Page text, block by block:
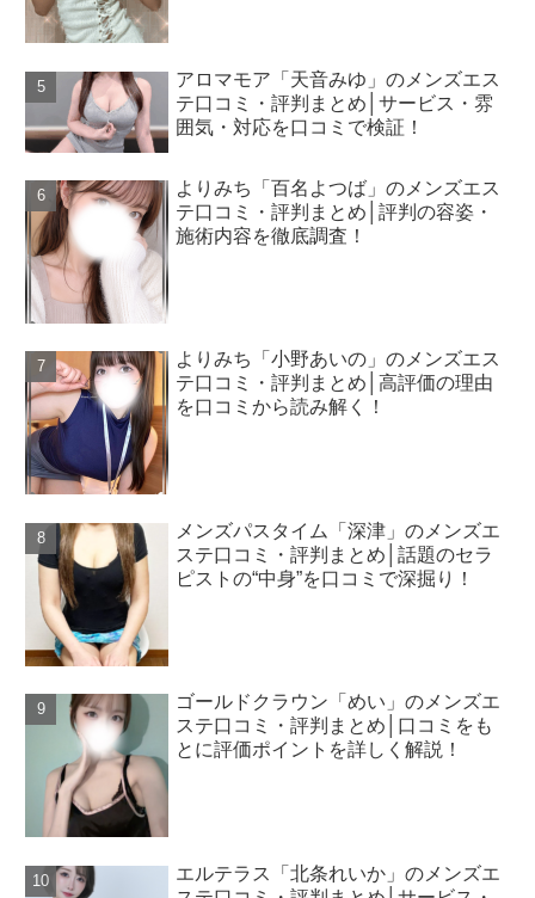
アロマモア「天音みゆ」のメンズエス
テ口コミ・評判まとめ│サービス・雰
囲気・対応を口コミで検証！
よりみち「百名よつば」のメンズエス
テ口コミ・評判まとめ│評判の容姿・
施術内容を徹底調査！
よりみち「小野あいの」のメンズエス
テ口コミ・評判まとめ│高評価の理由
を口コミから読み解く！
メンズパスタイム「深津」のメンズエ
ステ口コミ・評判まとめ│話題のセラ
ピストの“中身”を口コミで深掘り！
ゴールドクラウン「めい」のメンズエ
ステ口コミ・評判まとめ│口コミをも
とに評価ポイントを詳しく解説！
エルテラス「北条れいか」のメンズエ